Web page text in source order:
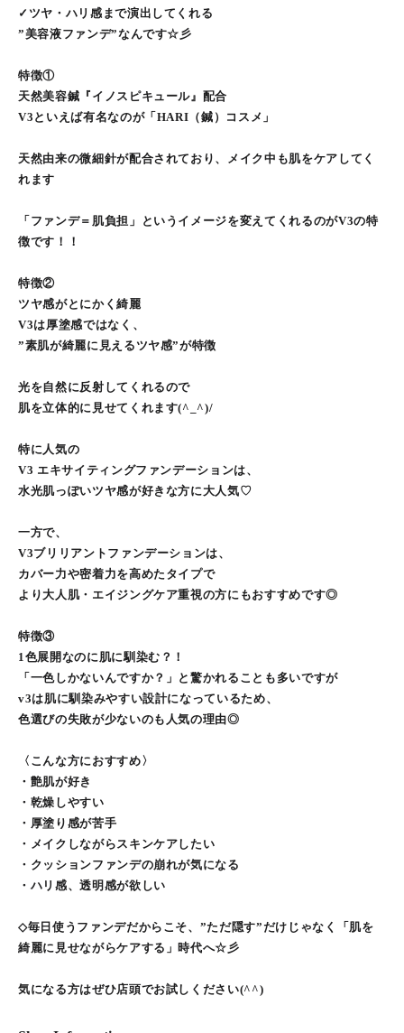
✓ツヤ・ハリ感まで演出してくれる
”美容液ファンデ”なんです☆彡
特徴①
天然美容鍼『イノスピキュール』配合
V3といえば有名なのが「HARI（鍼）コスメ」
天然由来の微細針が配合されており、メイク中も肌をケアしてく
れます
「ファンデ＝肌負担」というイメージを変えてくれるのがV3の特
徴です！！
特徴②
ツヤ感がとにかく綺麗
V3は厚塗感ではなく、
”素肌が綺麗に見えるツヤ感”が特徴
光を自然に反射してくれるので
肌を立体的に見せてくれます(^_^)/
特に人気の
V3 エキサイティングファンデーションは、
水光肌っぽいツヤ感が好きな方に大人気♡
一方で、
V3ブリリアントファンデーションは、
カバー力や密着力を高めたタイプで
より大人肌・エイジングケア重視の方にもおすすめです◎
特徴③
1色展開なのに肌に馴染む？！
「一色しかないんですか？」と驚かれることも多いですが
v3は肌に馴染みやすい設計になっているため、
色選びの失敗が少ないのも人気の理由◎
〈こんな方におすすめ〉
・艶肌が好き
・乾燥しやすい
・厚塗り感が苦手
・メイクしながらスキンケアしたい
・クッションファンデの崩れが気になる
・ハリ感、透明感が欲しい
◇毎日使うファンデだからこそ、”ただ隠す”だけじゃなく「肌を
綺麗に見せながらケアする」時代へ☆彡
気になる方はぜひ店頭でお試しください(^^)